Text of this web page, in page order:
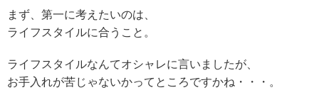
まず、第一に考えたいのは、
ライフスタイルに合うこと。
ライフスタイルなんてオシャレに言いましたが、
お手入れが苦じゃないかってところですかね・・・。